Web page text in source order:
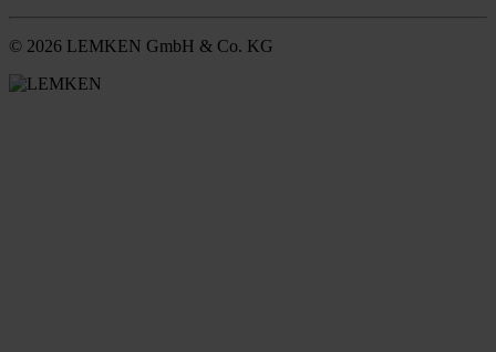
© 2026 LEMKEN GmbH & Co. KG